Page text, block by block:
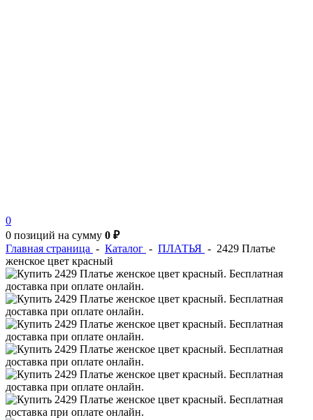
0
0 позиций на сумму 0 ₽
Главная страница - Каталог - ПЛАТЬЯ - 2429 Платье
женское цвет красный